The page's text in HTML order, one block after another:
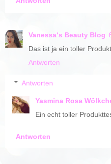
Vanessa‘s Beauty Blog
Das ist ja ein toller
Antworten
Antworten
Yasmina Rosa
Ein echt toller
Antworten